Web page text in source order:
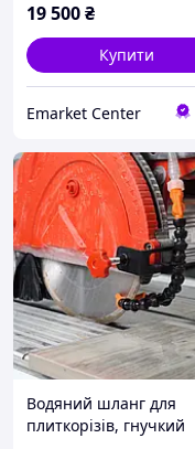
19 500₴
Купити
Emarket Center
Водяний шланг для
плиткорізів, гнучкий